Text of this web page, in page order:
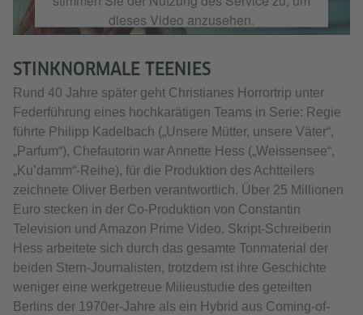
dieses Video anzusehen.
Mehr Informationen
Akzeptieren
STINKNORMALE TEENIES
Rund 40 Jahre später geht Christianes Horrortrip unter
Federführung eines hochkarätigen Teams in Serie: Regie
führte Philipp Kadelbach („Unsere Mütter, unsere Väter“,
„Parfum“), Chefautorin war Annette Hess („Weissensee“,
„Ku’damm“-Reihe), für die Produktion des Achtteilers
zeichnete Oliver Berben verantwortlich. Über 25 Millionen
Euro stecken in der Co-Produktion von Constantin
Television und Amazon Prime Video. Skript-Schreiberin
Hess arbeitete sich durch das gesamte Tonmaterial der
beiden Stern-Journalisten, trotzdem ist ihre Geschichte
weniger eine werkgetreue Milieustudie des geteilten
Berlins der 1970er-Jahre als ein Hybrid aus Coming-of-